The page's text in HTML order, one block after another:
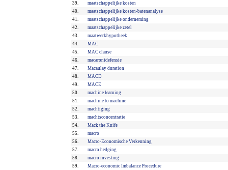
39.
maatschappelijke kosten
40.
maatschappelijke kosten-batenanalyse
41.
maatschappelijke onderneming
42.
maatschappelijke zetel
43.
maatwerkhypotheek
44.
MAC
45.
MAC clause
46.
macaronidefensie
47.
Macaulay duration
48.
MACD
49.
MACE
50.
machine learning
51.
machine to machine
52.
machtiging
53.
machtsconcentratie
54.
Mack the Knife
55.
macro
56.
Macro-Economische Verkenning
57.
macro hedging
58.
macro investing
59.
Macro-economic Imbalance Procedure